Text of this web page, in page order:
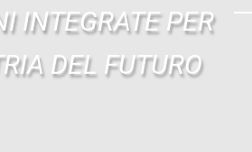
INTEGRATE PER
DEL FUTURO